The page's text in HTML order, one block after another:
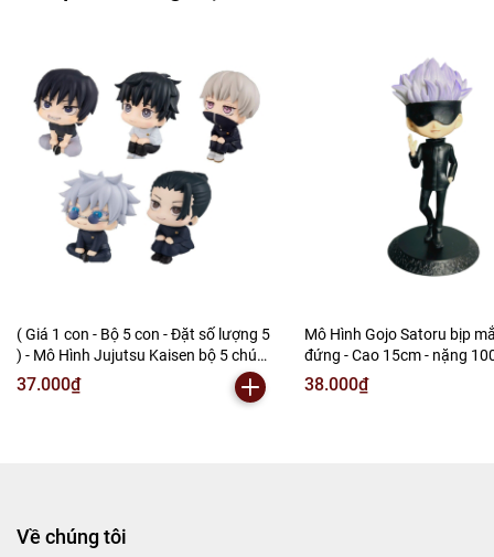
Cửa Hàng Văn Phòng Phẩm
Chuỗi Các Siêu Thị , Nhà Sách
Cửa Hàng Bán Phụ Kiện Điện Thoại
Cửa Hàng Phụ Kiện Ô Tô ( Sản Phẩm Mô Hình Lắc Đầu
---------------------------------------------------------------------
- Mô Hình Giá Xưởng
Tổng kho mô hình
( Giá 1 con - Bộ 5 con - Đặt số lượng 5
) - Mô Hình Jujutsu Kaisen bộ 5 chú
thuật hồi chiến - Cao 9-10cm - nặng
200gram - No Box : bọc túi OPP -
37.000₫
Mô Hình Gojo Satoru bịp
đứng - Cao 15cm - nặng
No Box - Figure anime
- (VAT : G873-84) - K59-T1-
38.000₫
Về chúng tôi